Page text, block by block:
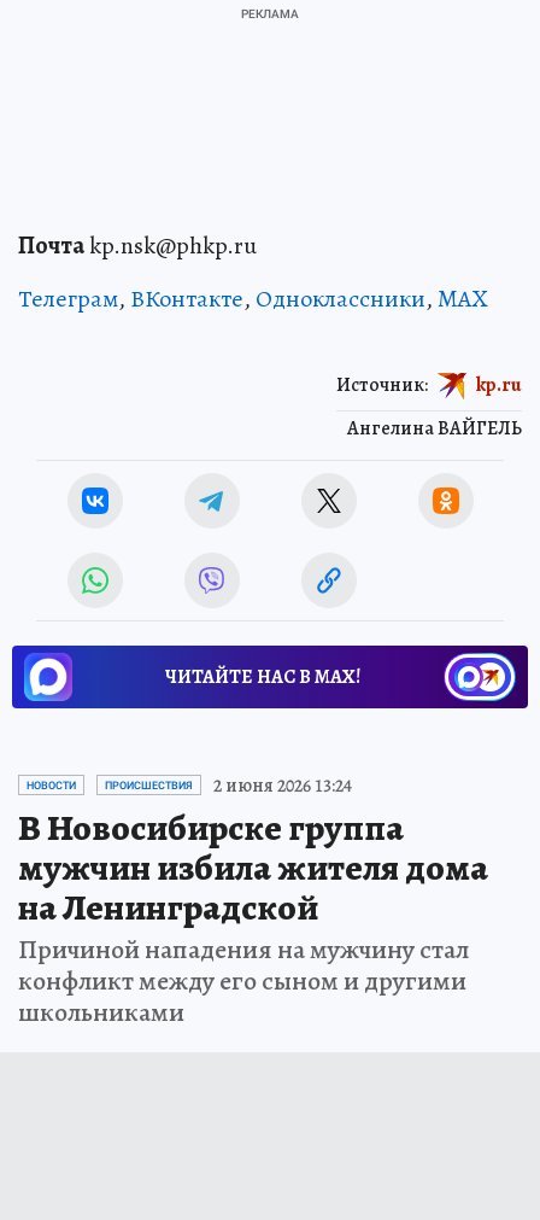
Почтаkp.nsk@phkp.ru
Телеграм, ВКонтакте, Одноклассники,MAX
Ангелина ВАЙГЕЛЬ
Источник: kp.ru
ЧИТАЙТЕ НАС В МАХ!
НОВОСТИ ПРОИСШЕСТВИЯ 2 июня 2026 13:24
В Новосибирске группа
мужчин избила жителя дома
на Ленинградской
Причиной нападения на мужчину стал
конфликт между его сыном и другими
школьниками